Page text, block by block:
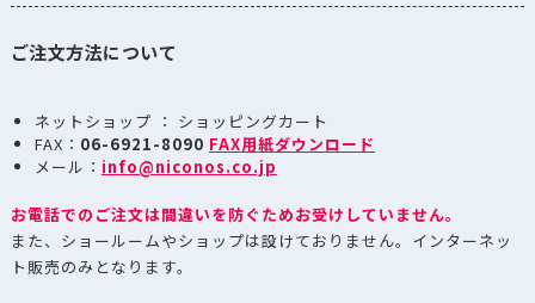
ご注文方法について
ネットショップ ： ショッピングカート
FAX： 06-6921-8090 FAX用紙ダウンロード
メール： info@niconos.co.jp
お電話でのご注文は間違いを防ぐためお受けしていません。
また、ショールームやショップは設けておりません。インターネッ
ト販売のみとなります。